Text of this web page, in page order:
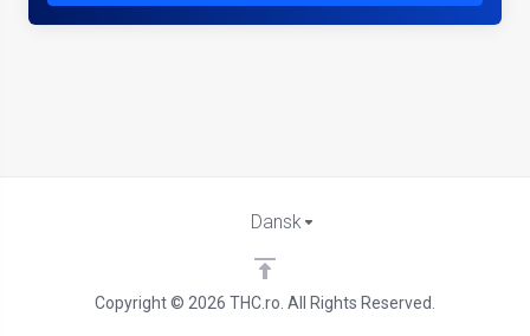
Copyright © 2026 THC.ro. All Rights Reserved.
Dansk